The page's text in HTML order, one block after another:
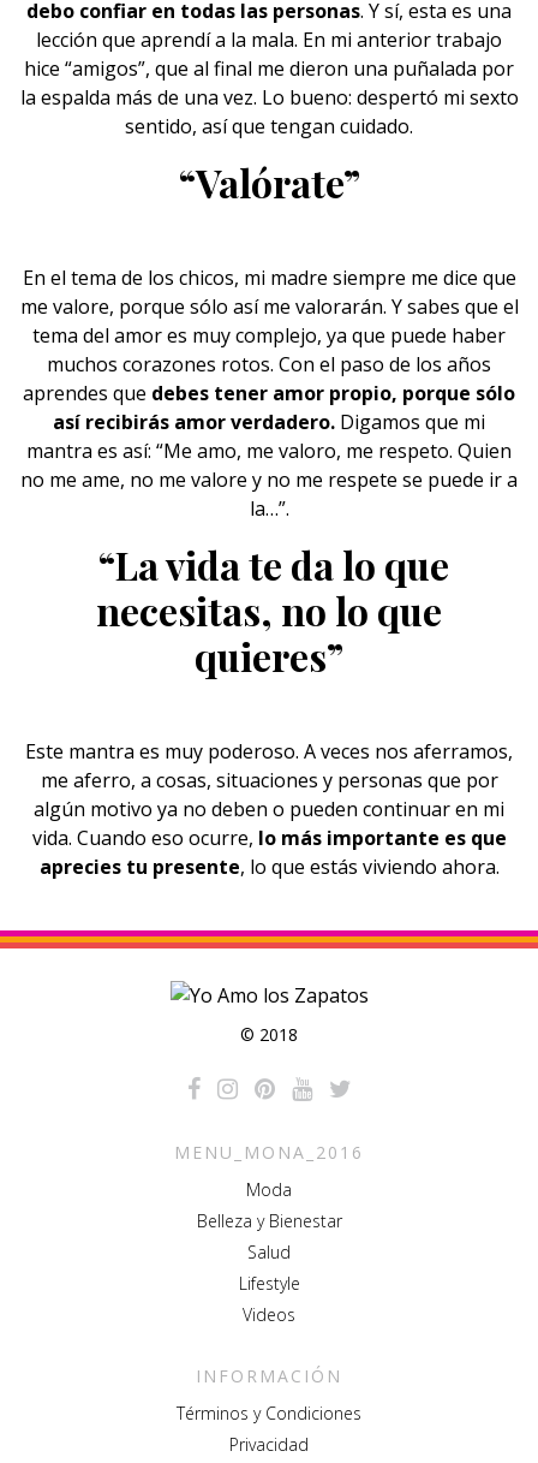
debo confiar en todas las personas. Y sí, esta es una
lección que aprendí a la mala. En mi anterior trabajo
hice “amigos”, que al final me dieron una puñalada por
la espalda más de una vez. Lo bueno: despertó mi sexto
sentido, así que tengan cuidado.
“Valórate”
En el tema de los chicos, mi madre siempre me dice que
me valore, porque sólo así me valorarán. Y sabes que el
tema del amor es muy complejo, ya que puede haber
muchos corazones rotos. Con el paso de los años
aprendes que debes tener amor propio, porque sólo
así recibirás amor verdadero. Digamos que mi
mantra es así: “Me amo, me valoro, me respeto. Quien
no me ame, no me valore y no me respete se puede ir a
la…”.
“La vida te da lo que
necesitas, no lo que
quieres”
Este mantra es muy poderoso. A veces nos aferramos,
me aferro, a cosas, situaciones y personas que por
algún motivo ya no deben o pueden continuar en mi
vida. Cuando eso ocurre, lo más importante es que
aprecies tu presente, lo que estás viviendo ahora.
© 2018
MENU_MONA_2016
Moda
Belleza y Bienestar
Salud
Lifestyle
Videos
INFORMACIÓN
Términos y Condiciones
Privacidad